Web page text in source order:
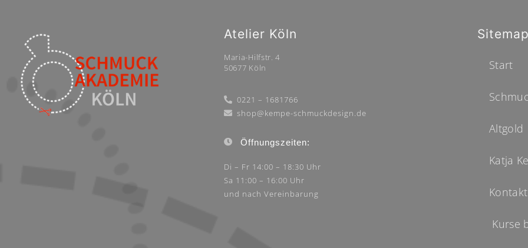
Atelier Köln
Maria-Hilfstr. 4
50677 Köln
0221 – 1681766
shop@kempe-schmuckdesign.de
Öffnungszeiten:
Di – Fr 14:00 – 18:30 Uhr
Sa 11:00 – 16:00 Uhr
und nach Vereinbarung
Sitemap
Start
Altgold
Katja
Kontakt
Kurse